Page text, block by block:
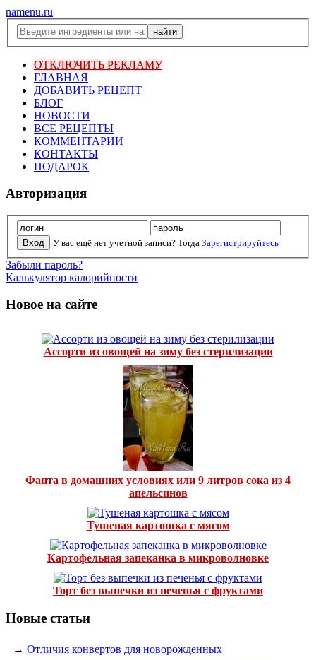
namenu.ru
ОТКЛЮЧИТЬ РЕКЛАМУ
ГЛАВНАЯ
ДОБАВИТЬ РЕЦЕПТ
БЛОГ
НОВОСТИ
ВСЕ РЕЦЕПТЫ
КОММЕНТАРИИ
КОНТАКТЫ
ПОДАРОК
Авторизация
У вас ещё нет учетной записи? Тогда Зарегистрируйтесь
Забыли пароль?
Калькулятор калорийности
Новое на сайте
Ассорти из овощей на зиму без стерилизации
Фанта в домашних условиях или 9 литров сока из 4
апельсинов
Тушеная картошка с мясом
Картофельная запеканка в микроволновке
Торт без выпечки из печенья с фруктами
Новые статьи
→ Отличия конвертов для новорожденных